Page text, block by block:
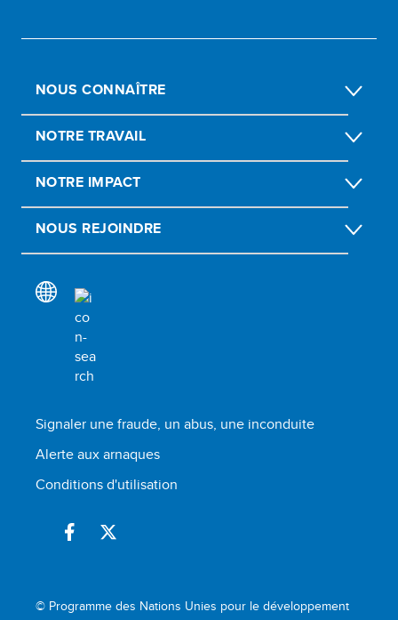
NOUS CONNAÎTRE
NOTRE TRAVAIL
NOTRE IMPACT
NOUS REJOINDRE
Signaler une fraude, un abus, une inconduite
Alerte aux arnaques
Conditions d'utilisation
© Programme des Nations Unies pour le développement